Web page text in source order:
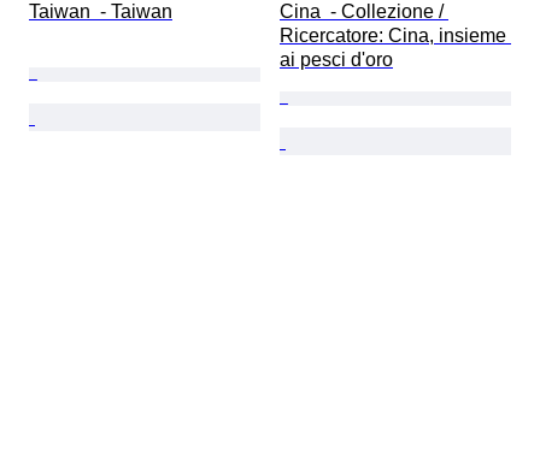
Taiwan  - Taiwan
Cina  - Collezione /
Ricercatore: Cina, insieme
ai pesci d'oro